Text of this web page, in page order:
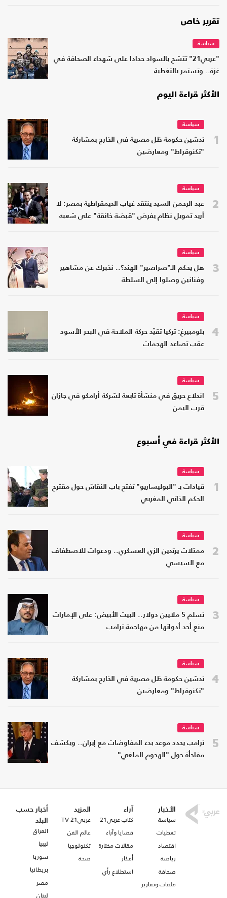
تقرير خاص
سياسة
"عربي21" تتشح بالسواد حدادا على شهداء الصحافة في
غزة.. وتستمر بالتغطية
الأكثر قراءة اليوم
1
سياسة
تدشين حكومة ظل مصرية في الخارج بمشاركة
"تكنوقراط" ومعارضين
2
سياسة
عبد الرحمن السيد ينتقد غياب الديمقراطية بمصر: لا
أريد تمويل نظام يفرض "قبضة خانقة" على شعبه
3
سياسة
هل يحكم الـ"صراصير" الهند؟.. نخبرك عن مشاهير
وفنانين وصلوا إلى السلطة
4
سياسة
بلومبيرغ: تركيا تقيّد حركة الملاحة في البحر الأسود
عقب تصاعد الهجمات
5
سياسة
اندلاع حريق في منشأة تابعة لشركة أرامكو في جازان
قرب اليمن
الأكثر قراءة في أسبوع
1
سياسة
قيادات بـ "البوليساريو" تفتح باب النقاش حول مقترح
الحكم الذاتي المغربي
2
سياسة
ممثلات يرتدين الزي العسكري.. ودعوات للاصطفاف
مع السيسي
3
سياسة
تسلم 5 ملايين دولار.. البيت الأبيض: على الإمارات
منع أحد أدواتها من مهاجمة ترامب
4
سياسة
تدشين حكومة ظل مصرية في الخارج بمشاركة
"تكنوقراط" ومعارضين
5
سياسة
ترامب يحدد موعد بدء المفاوضات مع إيران.. ويكشف
مفاجأة حول "الهجوم الملغي"
الأخبار
سياسة
تغطيات
اقتصاد
رياضة
صحافة
ملفات وتقارير
آراء
كتاب عربي21
قضايا وآراء
مقالات مختارة
أفكار
استطلاع رأي
المزيد
عربي21 TV
عالم الفن
تكنولوجيا
صحة
أخبار حسب
البلد
العراق
ليبيا
سوريا
بريطانيا
مصر
لبنان